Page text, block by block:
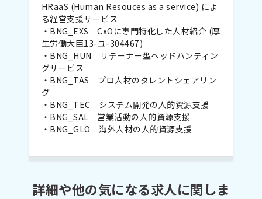
HRaaS (Human Resouces as a service) によ
る経営支援サービス
・BNG_EXS CxOに専門特化した人材紹介 (厚
生労働大臣13-ユ-304467)
・BNG_HUN リテーナー型ヘッドハンティン
グサービス
・BNG_TAS プロ人材のタレントシェアリン
グ
・BNG_TEC システム開発の人的資源支援
・BNG_SAL 営業活動の人的資源支援
・BNG_GLO 海外人材の人的資源支援
詳細や他の気になる求人に関しま